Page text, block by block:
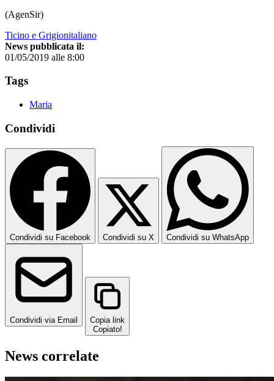
(AgenSir)
Ticino e Grigionitaliano
News pubblicata il:
01/05/2019 alle 8:00
Tags
Maria
Condividi
Condividi su Facebook Condividi su X Condividi su WhatsApp
Condividi via Email
Copia link
Copiato!
News correlate